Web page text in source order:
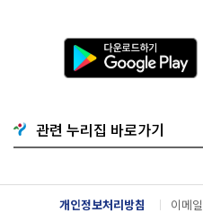
다
운
로
기
G
o
g
l
관련 누리집 바로가기
개인정보처리방침 이메